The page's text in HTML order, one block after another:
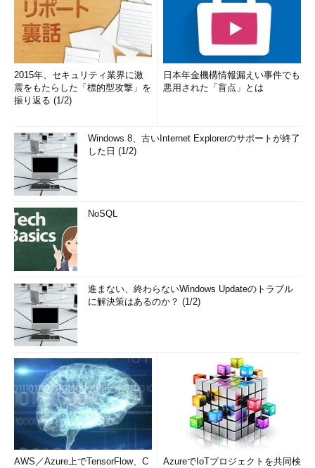
2015年、セキュリティ業界に激
震をもたらした「標的型攻撃」を
振り返る (1/2)
日本年金機構情報漏えい事件でも
悪用された「盲点」とは
Windows 8、古いInternet Explorerのサポートが終了
した日 (1/2)
NoSQL
進まない、終わらないWindows Updateのトラブル
に解決策はあるのか？ (1/2)
AWS／Azure上でTensorFlow、C
AzureでIoTプロジェクトを共同検